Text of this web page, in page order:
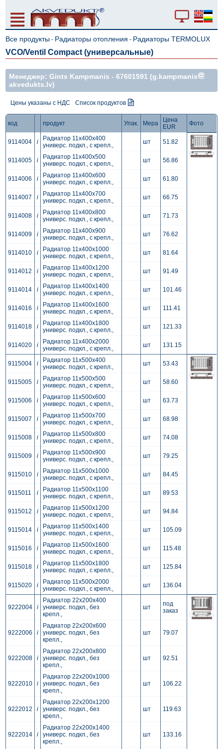
Все продукты - Радиаторы отопления - Радиаторы TERMOLUX
VCO/Ventil Compact (универсальные)
Mенеджер: Gints Kampmanis -67601591 (g.kampmanis
akvedukts.lv)
Цены указаны с НДС Список продуктов
код продукт Упак. Мера
Цена
EUR
Фото
9114004 i
Радиатор 11x400x400
универс. подкл., с крепл.,
шт 51.82
9114005 i
Радиатор 11x400x500
универс. подкл., с крепл.,
шт 56.86
9114006 i
Радиатор 11x400x600
универс. подкл., с крепл.,
шт 61.80
9114007 i
Радиатор 11x400x700
универс. подкл., с крепл.,
шт 66.75
9114008 i
Радиатор 11x400x800
универс. подкл., с крепл.,
шт 71.73
9114009 i
Радиатор 11x400x900
универс. подкл., с крепл.,
шт 76.62
9114010 i
Радиатор 11x400x1000
универс. подкл., с крепл.,
шт 81.64
9114012 i
Радиатор 11x400x1200
универс. подкл., с крепл.,
шт 91.49
9114014 i
Радиатор 11x400x1400
универс. подкл., с крепл.,
шт 101.46
9114016 i
Радиатор 11x400x1600
универс. подкл., с крепл.,
шт 111.41
9114018 i
Радиатор 11x400x1800
универс. подкл., с крепл.,
шт 121.33
9114020 i
Радиатор 11x400x2000
универс. подкл., с крепл.,
шт 131.15
9115004 i
Радиатор 11x500x400
универс. подкл., с крепл.,
шт 53.43
9115005 i
Радиатор 11x500x500
универс. подкл., с крепл.,
шт 58.60
9115006 i
Радиатор 11x500x600
универс. подкл., с крепл.,
шт 63.73
9115007 i
Радиатор 11x500x700
универс. подкл., с крепл.,
шт 68.98
9115008 i
Радиатор 11x500x800
универс. подкл., с крепл.,
шт 74.08
9115009 i
Радиатор 11x500x900
универс. подкл., с крепл.,
шт 79.25
9115010 i
Радиатор 11x500x1000
универс. подкл., с крепл.,
шт 84.45
9115011 i
Радиатор 11x500x1100
универс. подкл., с крепл.,
шт 89.53
9115012 i
Радиатор 11x500x1200
универс. подкл., с крепл.,
шт 94.84
9115014 i
Радиатор 11x500x1400
универс. подкл., с крепл.,
шт 105.09
9115016 i
Радиатор 11x500x1600
универс. подкл., с крепл.,
шт 115.48
9115018 i
Радиатор 11x500x1800
универс. подкл., с крепл.,
шт 125.84
9115020 i
Радиатор 11x500x2000
универс. подкл., с крепл.,
шт 136.04
9222004 i
Радиатор 22x200x400
универс. подкл., без
крепл.,
шт
под
заказ
9222006 i
Радиатор 22x200x600
универс. подкл., без
крепл.,
шт 79.07
9222008 i
Радиатор 22x200x800
универс. подкл., без
крепл.,
шт 92.51
9222010 i
Радиатор 22x200x1000
универс. подкл., без
крепл.,
шт 106.22
9222012 i
Радиатор 22x200x1200
универс. подкл., без
крепл.,
шт 119.63
9222014 i
Радиатор 22x200x1400
универс. подкл., без
крепл.,
шт 133.16